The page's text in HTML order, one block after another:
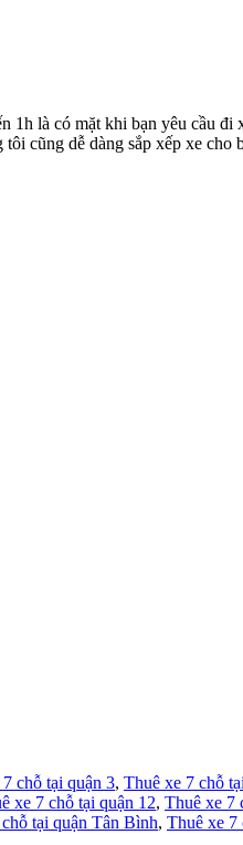
là có mặt khi bạn yêu cầu
cũng dễ dàng sắp xếp xe cho
chỗ tại quận 3, Thuê xe 7 chỗ
xe 7 chỗ tại quận 12, Thuê xe 7
tại quận Tân Bình, Thuê xe 7